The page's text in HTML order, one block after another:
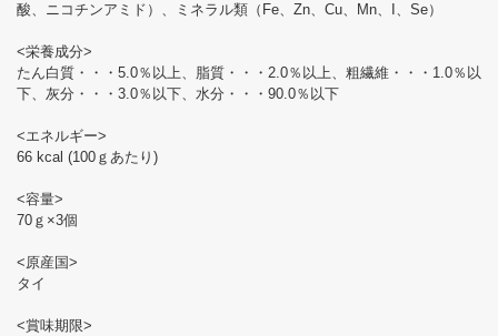
酸、ニコチンアミド）、ミネラル類（Fe、Zn、Cu、Mn、I、Se）
<栄養成分>
たん白質・・・5.0％以上、脂質・・・2.0％以上、粗繊維・・・1.0％以
下、灰分・・・3.0％以下、水分・・・90.0％以下
<エネルギー>
66 kcal (100ｇあたり)
<容量>
70ｇ×3個
<原産国>
タイ
<賞味期限>